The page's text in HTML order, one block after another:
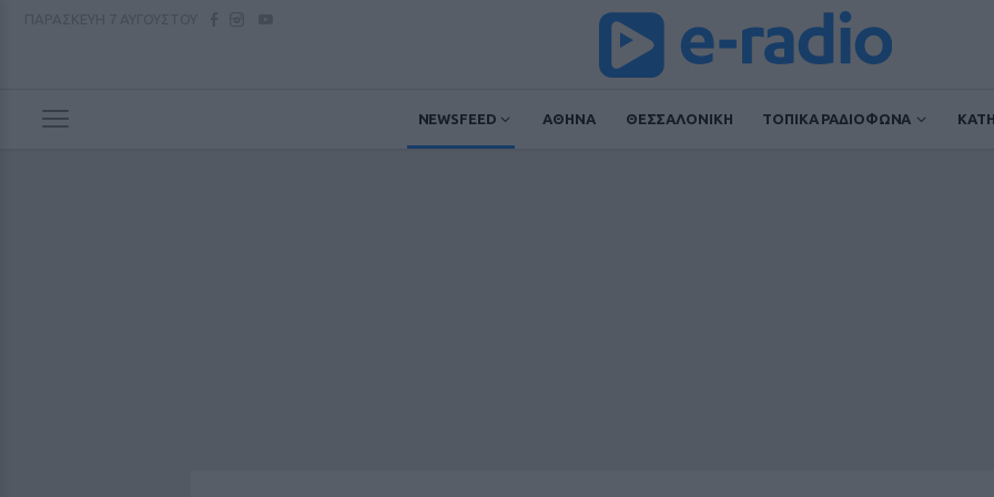
NEWSFEED ΑΘΗΝΑ ΘΕΣΣΑΛΟΝΙΚΗ ΤΟΠΙΚΑ ΡΑΔΙΟΦΩΝΑ